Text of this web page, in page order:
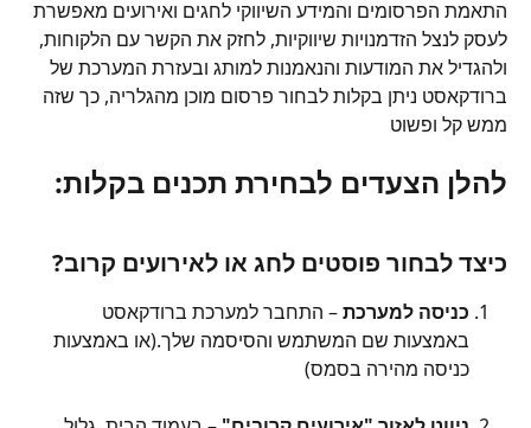
התאמת הפרסומים והמידע השיווקי לחגים ואירועים מאפשרת
לעסק לנצל הזדמנויות שיווקיות, לחזק את הקשר עם הלקוחות,
ולהגדיל את המודעות והנאמנות למותג ובעזרת המערכת של
ברודקאסט ניתן בקלות לבחור פרסום מוכן מהגלריה, כך שזה
ממש קל ופשוט
להלן הצעדים לבחירת תכנים בקלות:
כיצד לבחור פוסטים לחג או לאירועים קרוב?
כניסה למערכת – התחבר למערכת ברודקאסט
באמצעות שם המשתמש והסיסמה שלך.(או באמצעות
כניסה מהירה בסמס)